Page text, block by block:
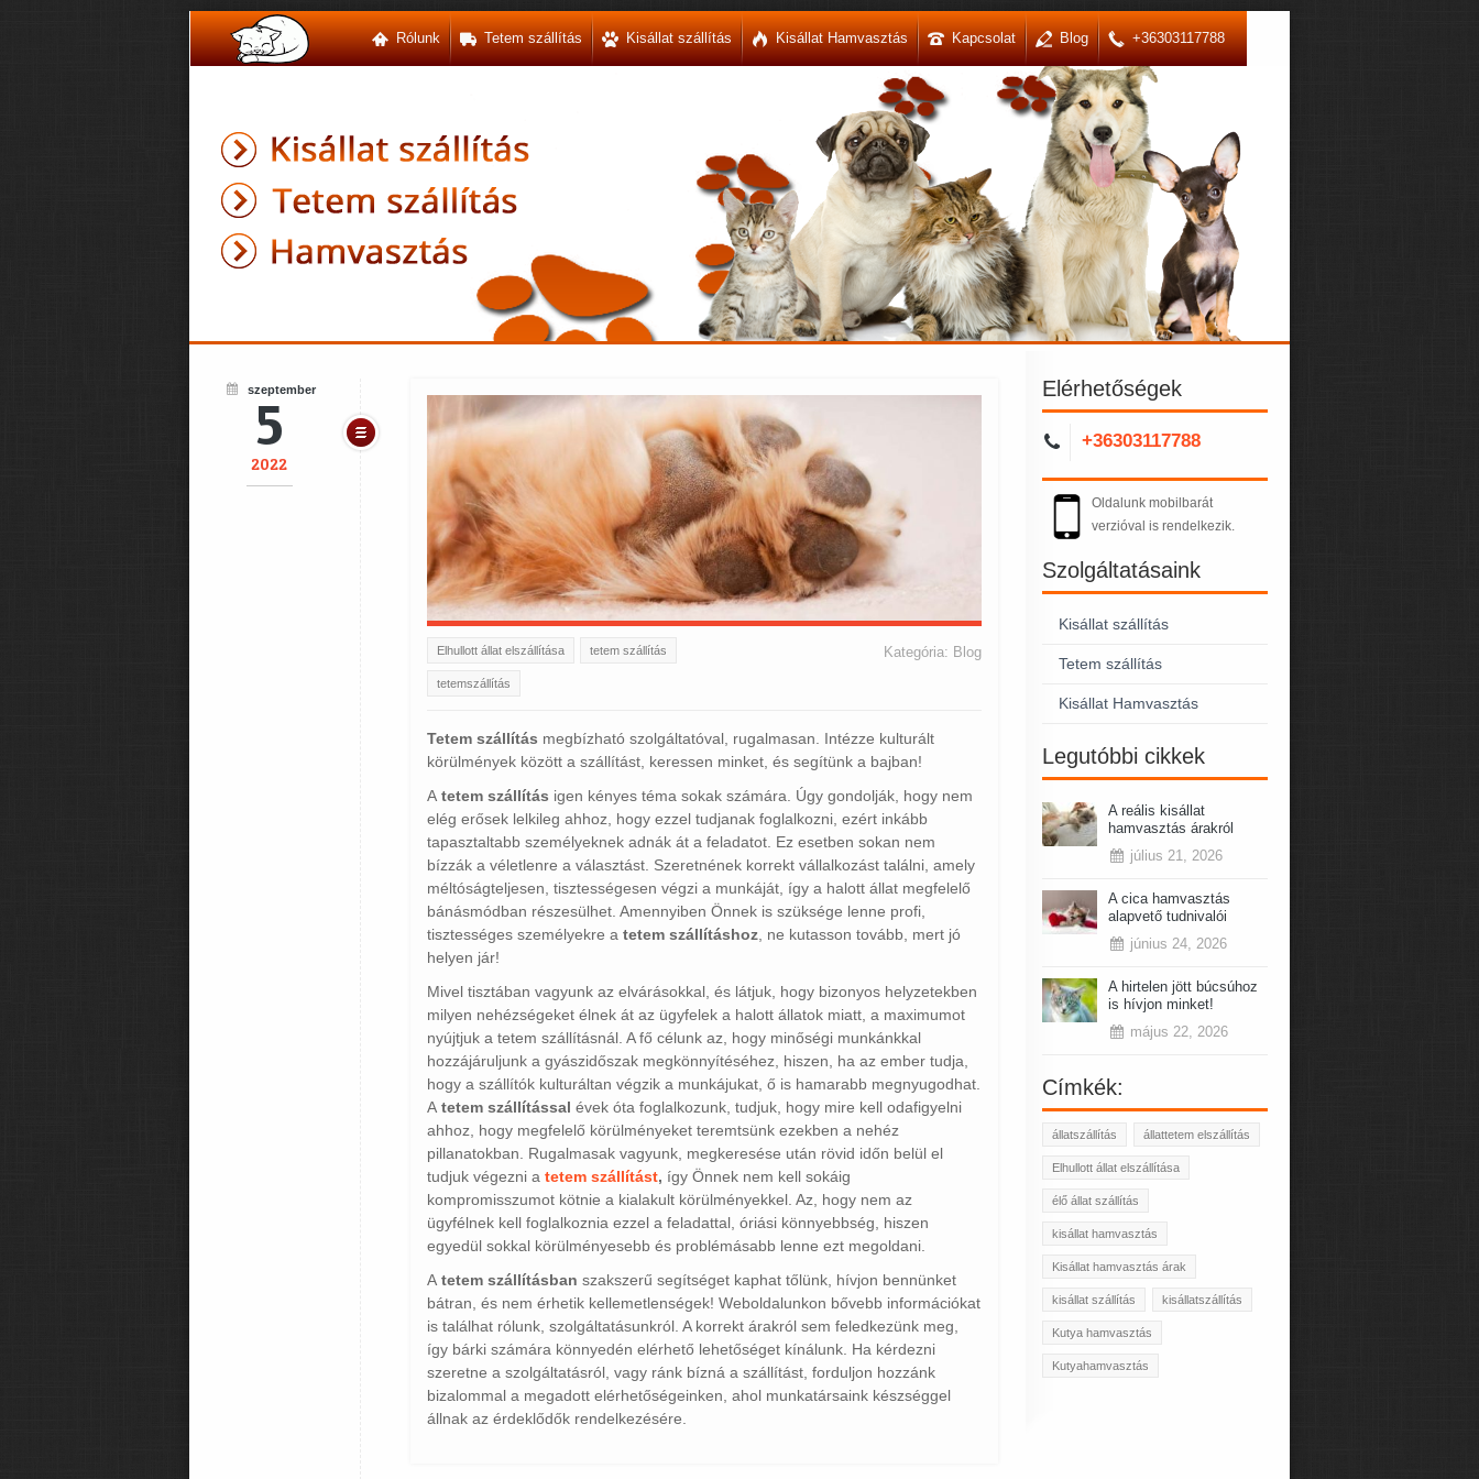
Rólunk Tetem szállítás Kisállat szállítás Kisállat Hamvasztás Kapcsolat Blog +36303117788
5
szeptember
2022
Elhullott állat elszállítása tetem szállítás
tetemszállítás
Kategória: Blog
Tetem szállítás megbízható szolgáltatóval, rugalmasan. Intézze kulturált
körülmények között a szállítást, keressen minket, és segítünk a bajban!
A tetem szállítás igen kényes téma sokak számára. Úgy gondolják, hogy nem
elég erősek lelkileg ahhoz, hogy ezzel tudjanak foglalkozni, ezért inkább
tapasztaltabb személyeknek adnák át a feladatot. Ez esetben sokan nem
bízzák a véletlenre a választást. Szeretnének korrekt vállalkozást találni, amely
méltóságteljesen, tisztességesen végzi a munkáját, így a halott állat megfelelő
bánásmódban részesülhet. Amennyiben Önnek is szüksége lenne profi,
tisztességes személyekre a tetem szállításhoz , ne kutasson tovább, mert jó
helyen jár!
Mivel tisztában vagyunk az elvárásokkal, és látjuk, hogy bizonyos helyzetekben
milyen nehézségeket élnek át az ügyfelek a halott állatok miatt, a maximumot
nyújtjuk a tetem szállításnál. A fő célunk az, hogy minőségi munkánkkal
hozzájáruljunk a gyászidőszak megkönnyítéséhez, hiszen, ha az ember tudja,
hogy a szállítók kulturáltan végzik a munkájukat, ő is hamarabb megnyugodhat.
A tetem szállítással évek óta foglalkozunk, tudjuk, hogy mire kell odafigyelni
ahhoz, hogy megfelelő körülményeket teremtsünk ezekben a nehéz
pillanatokban. Rugalmasak vagyunk, megkeresése után rövid időn belül el
tudjuk végezni a tetem szállítást, így Önnek nem kell sokáig
kompromisszumot kötnie a kialakult körülményekkel. Az, hogy nem az
ügyfélnek kell foglalkoznia ezzel a feladattal, óriási könnyebbség, hiszen
egyedül sokkal körülményesebb és problémásabb lenne ezt megoldani.
A tetem szállításban szakszerű segítséget kaphat tőlünk, hívjon bennünket
bátran, és nem érhetik kellemetlenségek! Weboldalunkon bővebb információkat
is találhat rólunk, szolgáltatásunkról. A korrekt árakról sem feledkezünk meg,
így bárki számára könnyedén elérhető lehetőséget kínálunk. Ha kérdezni
szeretne a szolgáltatásról, vagy ránk bízná a szállítást, forduljon hozzánk
bizalommal a megadott elérhetőségeinken, ahol munkatársaink készséggel
állnak az érdeklődők rendelkezésére.
Elérhetőségek
+36303117788
Oldalunk mobilbarát
verzióval is rendelkezik.
Szolgáltatásaink
Kisállat szállítás
Tetem szállítás
Kisállat Hamvasztás
Legutóbbi cikkek
A reális kisállat
hamvasztás árakról
július 21, 2026
A cica hamvasztás
alapvető tudnivalói
június 24, 2026
A hirtelen jött búcsúhoz
is hívjon minket!
május 22, 2026
Címkék:
állatszállítás állattetem elszállítás
Elhullott állat elszállítása
élő állat szállítás
kisállat hamvasztás
Kisállat hamvasztás árak
kisállat szállítás kisállatszállítás
Kutya hamvasztás
Kutyahamvasztás